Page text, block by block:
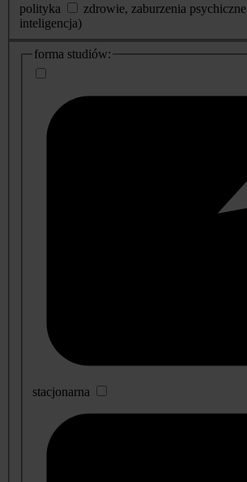
polityka
zdrowie, zaburzenia psychiczne
inteligencja)
dodatkowe
informacje
forma studiów:
stacjonarna